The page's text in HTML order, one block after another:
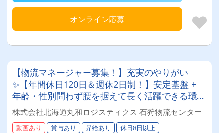
オンライン応募
【物流マネージャー募集！】充実のやりがい
✨【年間休日120日＆週休2日制！】安定基盤 +
年齢・性別問わず腰を据えて長く活躍できる環境
です✨
株式会社北海道丸和ロジスティクス 石狩物流センター
動画あり 賞与あり 昇給あり 休日8日以上